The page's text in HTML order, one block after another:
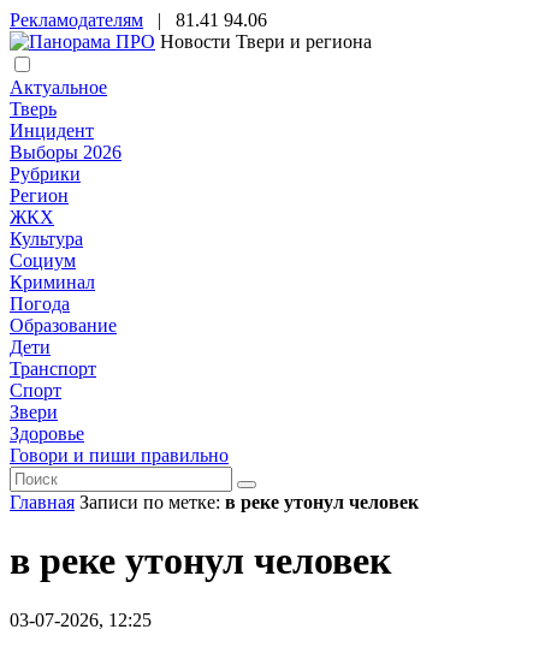
Рекламодателям | 81.41 94.06
Новости Твери и региона
Актуальное
Тверь
Инцидент
Выборы 2026
Рубрики
Регион
ЖКХ
Культура
Социум
Криминал
Погода
Образование
Дети
Транспорт
Спорт
Звери
Здоровье
Говори и пиши правильно
Главная Записи по метке: в реке утонул человек
в реке утонул человек
03-07-2026, 12:25